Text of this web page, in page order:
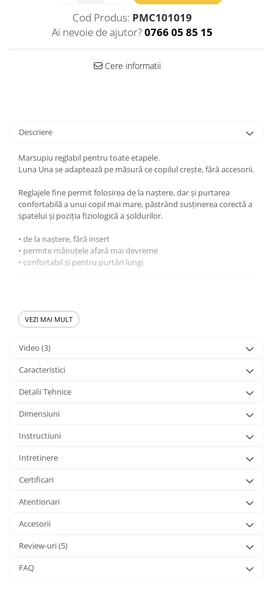
Cod Produs: PMC101019
Ai nevoie de ajutor?0766 05 85 15
Cere informatii
Descriere
Marsupiu reglabil pentru toate etapele.
Luna Una se adaptează pe măsură ce copilul crește, fără accesorii.
Reglajele fine permit folosirea de la naștere, dar și purtarea
confortabilă a unui copil mai mare, păstrând susținerea corectă a
spatelui și poziția fiziologică a șoldurilor.
• de la naștere, fără insert
• permite mânuțele afară mai devreme
• confortabil și pentru purtări lungi
Evo sau Luna Nova.
VEZI MAI MULT
Video (3)
Caracteristici
Detalii Tehnice
Dimensiuni
Instructiuni
Intretinere
Certificari
Atentionari
Accesorii
Review-uri(5)
FAQ